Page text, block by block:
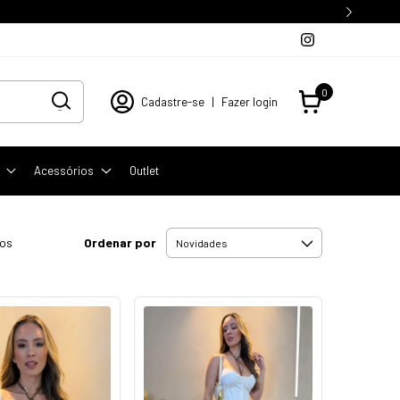
Cadastre-se | Fazer login
0
Acessórios Outlet
Ordenar por